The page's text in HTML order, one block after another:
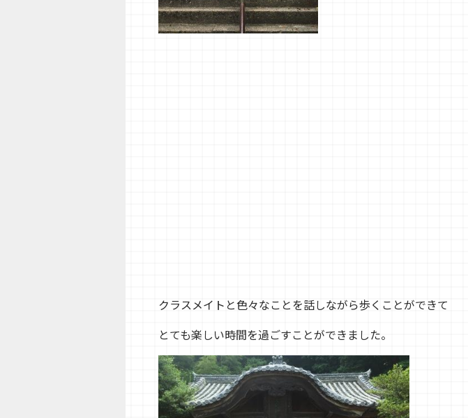
クラスメイトと色々なことを話しながら歩くことができて
とても楽しい時間を過ごすことができました。